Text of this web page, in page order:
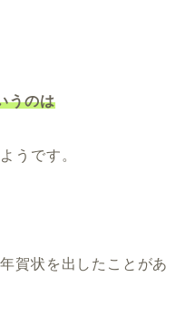
うのは
うです。
賀状を出したことがあ